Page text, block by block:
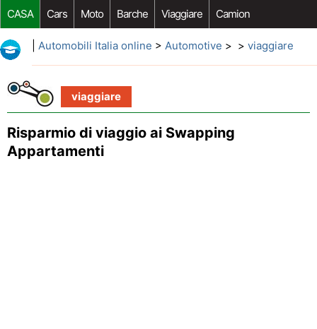
CASA Cars Moto Barche Viaggiare Camion
Riparazione Auto Acquisto Auto Car Opzioni Aftermarket
Automobili Italia online > Automotive > > viaggiare
viaggiare
Risparmio di viaggio ai Swapping
Appartamenti